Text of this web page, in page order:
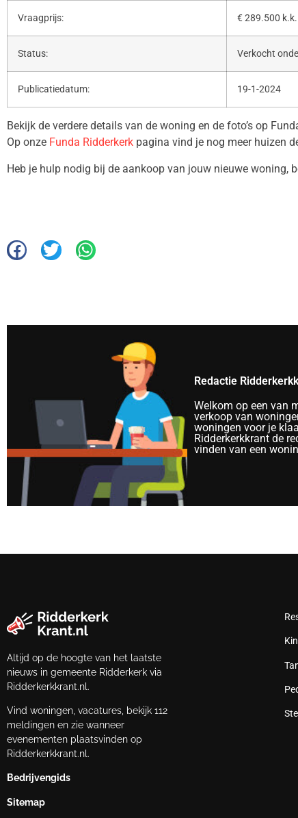
Vraagprijs: € 289.500 k.k.
Status: Verkocht
Publicatiedatum: 19-1-2024
Bekijk de verdere details van de woning en de foto’s op
Op onze Funda Ridderkerk pagina vind je nog meer huizen
Heb je hulp nodig bij de aankoop van jouw nieuwe woning,
Redactie
Welkom op een van
verkoop van
woningen voor je
Ridderkerkkrant de
vinden van een
Altijd op de hoogte van het laatste
nieuws in gemeente Ridderkerk via
Ridderkerkkrant.nl.
Vind woningen, vacatures, bekijk 112
meldingen en zie wanneer
evenementen plaatsvinden op
Ridderkerkkrant.nl.
Bedrijvengids
Sitemap